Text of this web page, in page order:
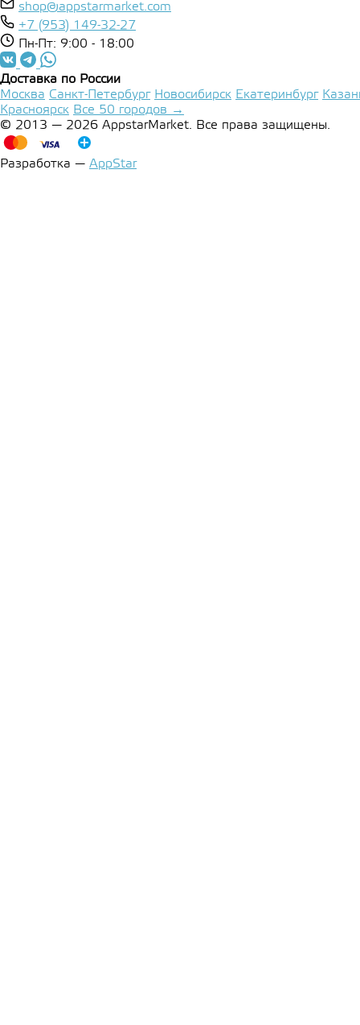
shop@appstarmarket.com
+7 (953) 149-32-27
Пн-Пт: 9:00 - 18:00
Доставка по России
Москва Санкт-Петербург Новосибирск Екатеринбург
Красноярск Все 50 городов →
© 2013 — 2026 AppstarMarket. Все права защищены.
Разработка — AppStar